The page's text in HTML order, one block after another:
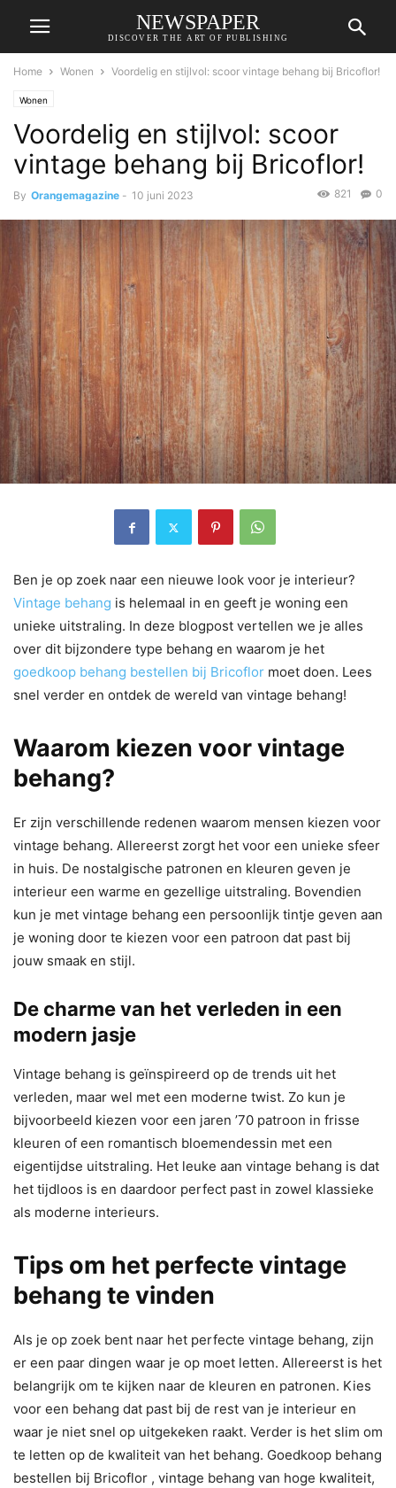
NEWSPAPER
DISCOVER THE ART OF PUBLISHING
Home Wonen Voordelig en stijlvol: scoor vintage behang bij Bricoflor!
Wonen
Voordelig en stijlvol: scoor
vintage behang bij Bricoflor!
By Orangemagazine - 10 juni 2023 0
821
Ben je op zoek naar een nieuwe look voor je interieur?
Vintage behang is helemaal in en geeft je woning een
unieke uitstraling. In deze blogpost vertellen we je alles
over dit bijzondere type behang en waarom je het
goedkoop behang bestellen bij Bricoflor moet doen. Lees
snel verder en ontdek de wereld van vintage behang!
Waarom kiezen voor vintage
behang?
Er zijn verschillende redenen waarom mensen kiezen voor
vintage behang. Allereerst zorgt het voor een unieke sfeer
in huis. De nostalgische patronen en kleuren geven je
interieur een warme en gezellige uitstraling. Bovendien
kun je met vintage behang een persoonlijk tintje geven aan
je woning door te kiezen voor een patroon dat past bij
jouw smaak en stijl.
De charme van het verleden in een
modern jasje
Vintage behang is geïnspireerd op de trends uit het
verleden, maar wel met een moderne twist. Zo kun je
bijvoorbeeld kiezen voor een jaren ’70 patroon in frisse
kleuren of een romantisch bloemendessin met een
eigentijdse uitstraling. Het leuke aan vintage behang is dat
het tijdloos is en daardoor perfect past in zowel klassieke
als moderne interieurs.
Tips om het perfecte vintage
behang te vinden
Als je op zoek bent naar het perfecte vintage behang, zijn
er een paar dingen waar je op moet letten. Allereerst is het
belangrijk om te kijken naar de kleuren en patronen. Kies
voor een behang dat past bij de rest van je interieur en
waar je niet snel op uitgekeken raakt. Verder is het slim om
te letten op de kwaliteit van het behang. Goedkoop behang
bestellen bij Bricoflor , vintage behang van hoge kwaliteit,